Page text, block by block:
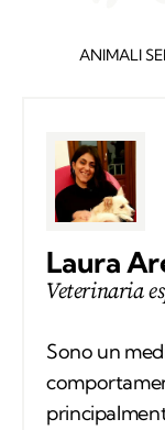
ANIMALI
Laura
Veterinaria
Sono un